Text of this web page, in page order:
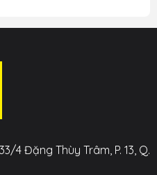
4 Đặng Thùy Trâm, P. 13, Q.